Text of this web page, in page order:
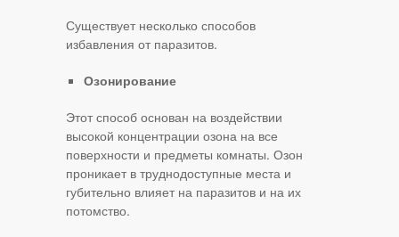
Существует несколько способов
избавления от паразитов.
Озонирование
Этот способ основан на воздействии
высокой концентрации озона на все
поверхности и предметы комнаты. Озон
проникает в труднодоступные места и
губительно влияет на паразитов и на их
потомство.